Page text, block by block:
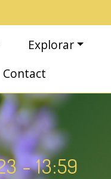
principal
Explorar
Contact
- 13:59